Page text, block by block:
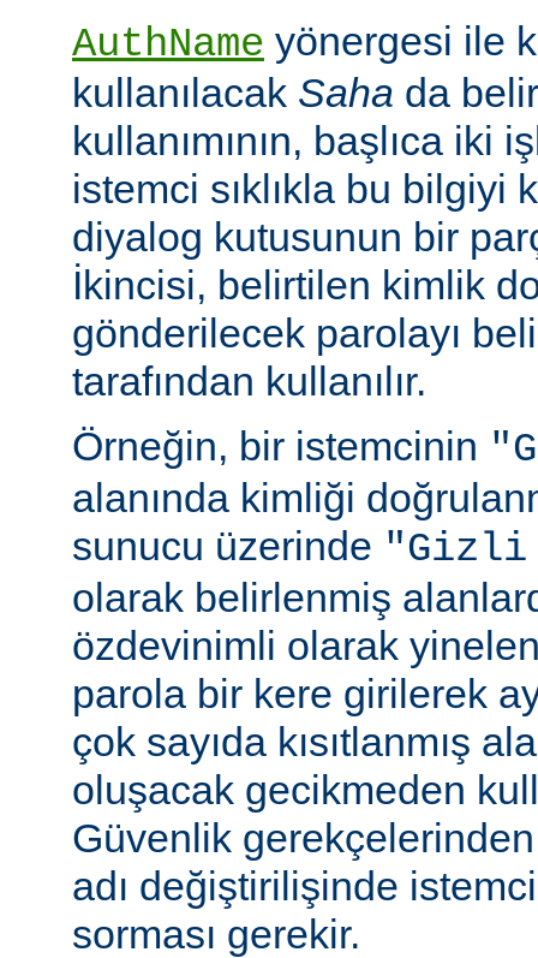
AuthName yönergesi ile
kullanılacak Saha da
kullanımının, başlıca iki
istemci sıklıkla bu bilgiyi
diyalog kutusunun bir
İkincisi, belirtilen kimlik
gönderilecek parolayı
tarafından kullanılır.
Örneğin, bir istemcinin
alanında kimliği
sunucu üzerinde "Gizli
olarak belirlenmiş
özdevinimli olarak
parola bir kere girilerek
çok sayıda kısıtlanmış
oluşacak gecikmeden
Güvenlik
adı değiştirilişinde
sorması gerekir.